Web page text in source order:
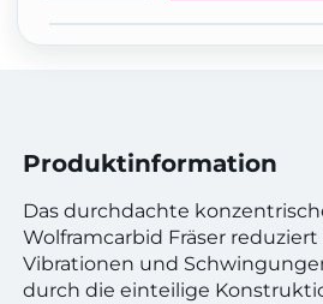
Produktinformation
Das durchdachte
Wolframcarbid Fräser
Vibrationen und
durch die einteilige